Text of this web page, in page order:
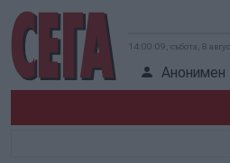
14:00:10, събота, 8
Анонимен